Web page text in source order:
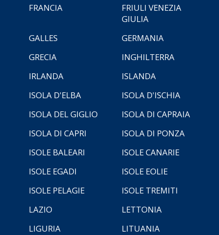
FRANCIA
FRIULI VENEZIA
GIULIA
GALLES
GERMANIA
GRECIA
INGHILTERRA
IRLANDA
ISLANDA
ISOLA D'ELBA
ISOLA D'ISCHIA
ISOLA DEL GIGLIO
ISOLA DI CAPRAIA
ISOLA DI CAPRI
ISOLA DI PONZA
ISOLE BALEARI
ISOLE CANARIE
ISOLE EGADI
ISOLE EOLIE
ISOLE PELAGIE
ISOLE TREMITI
LAZIO
LETTONIA
LIGURIA
LITUANIA